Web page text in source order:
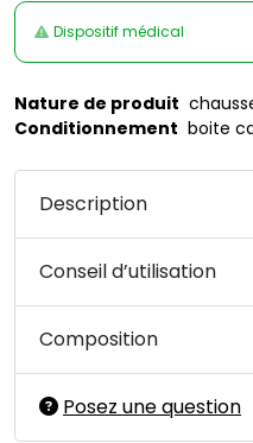
Dispositif médical
Nature de produit
Conditionnement boite
Description
Conseil d’utilisation
Composition
Posez une question